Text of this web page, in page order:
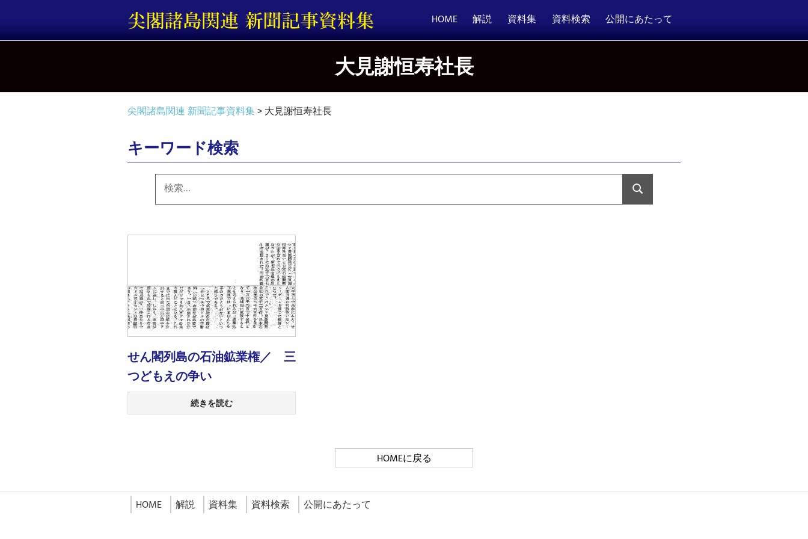
テ
ス
HOME 解説 資料集 資料検索 公開にあたって
大見謝恒寿社長
尖閣諸島関連 新聞記事資料集>大見謝恒寿社長
キーワード検索
索:
検
索
せん閣列島の石油鉱業権／ 三
つどもえの争い
続きを読む
HOMEに戻る
HOME 解説 資料集 資料検索 公開にあたって